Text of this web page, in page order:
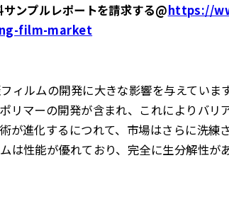
ンプルレポートを請求する@https://
film-market
ィルムの開発に大きな影響を与えていま
リマーの開発が含まれ、これによりバリ
が進化するにつれて、市場はさらに洗練
性能が優れており、完全に生分解性があ